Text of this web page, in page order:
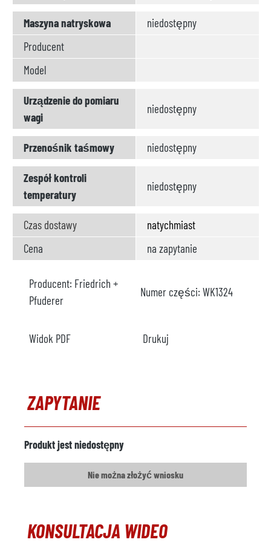
Maszyna natryskowa
niedostępny
Producent
Model
Urządzenie do pomiaru
wagi
niedostępny
Przenośnik taśmowy niedostępny
Zespół kontroli
temperatury
niedostępny
Czas dostawy
natychmiast
Cena
na zapytanie
Producent: Friedrich +
Pfuderer
Numer części: WK1324
Widok PDF Drukuj
ZAPYTANIE
Produkt jest niedostępny
Nie można złożyć wniosku
KONSULTACJA WIDEO